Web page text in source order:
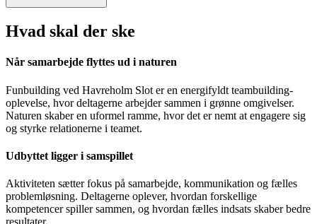
Vis mere
Funbuilding 3 - Treasure Hunt
437,5 Dkrpr. person inkl. moms
Vis mere
Vis flere prisvarianter